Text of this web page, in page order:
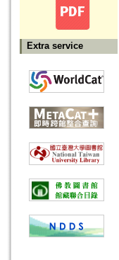
Extra service